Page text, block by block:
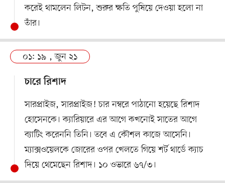
করেই থামলেন লিটন, শুরুর ক্ষতি পুষিয়ে দেওয়া হলো না
তাঁর।
০১: ১৯ , জুন ২১
চারে রিশাদ
সারপ্রাইজ, সারপ্রাইজ! চার নম্বরে পাঠানো হয়েছে রিশাদ
হোসেনকে। ক্যারিয়ারে এর আগে কখনোই সাতের আগে
ব্যাটিং করেননি তিনি। তবে এ কৌশল কাজে আসেনি।
ম্যাক্সওয়েলকে জোরের ওপর খেলতে গিয়ে শর্ট থার্ডে ক্যাচ
দিয়ে থেমেছেন রিশাদ। ১০ ওভারে ৬৭/৩।